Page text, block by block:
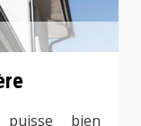
bien